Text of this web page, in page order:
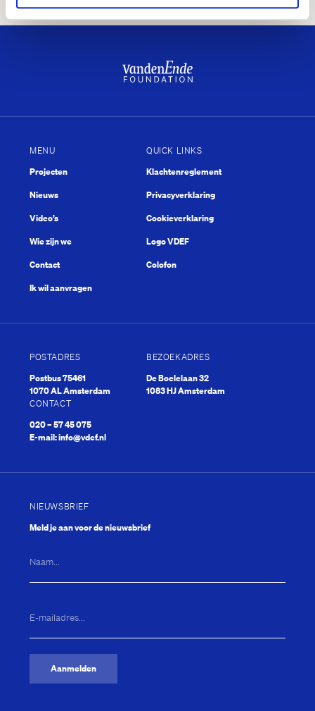
Mooi
MENU
Projecten
Nieuws
Video’s
Wie zijn we
Contact
Ik wil aanvragen
QUICK LINKS
Klachtenreglement
Privacyverklaring
Cookieverklaring
Logo VDEF
Colofon
POSTADRES
Postbus 75461
1070 AL Amsterdam
BEZOEKADRES
De Boelelaan 32
1083 HJ Amsterdam
CONTACT
020 – 57 45 075
E-mail:info@vdef.nl
NIEUWSBRIEF
Meld je aan voor de nieuwsbrief
mailadres...
(Vereist)
Aanmelden